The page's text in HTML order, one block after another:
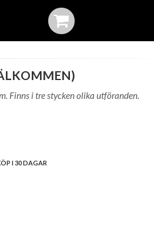
Finns i tre stycken olika utföranden.
I 30 DAGAR